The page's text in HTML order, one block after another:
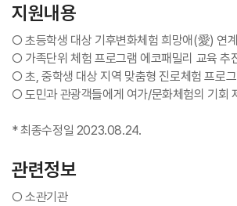
지원내용
○ 초등학생 대상 기후변화체험 희망애(愛) 연
○ 가족단위 체험 프로그램 에코패밀리 교육 추
○ 초, 중학생 대상 지역 맞춤형 진로체험 프로
○ 도민과 관광객들에게 여가/문화체험의 기회
* 최종수정일 2023.08.24.
관련정보
○ 소관기관